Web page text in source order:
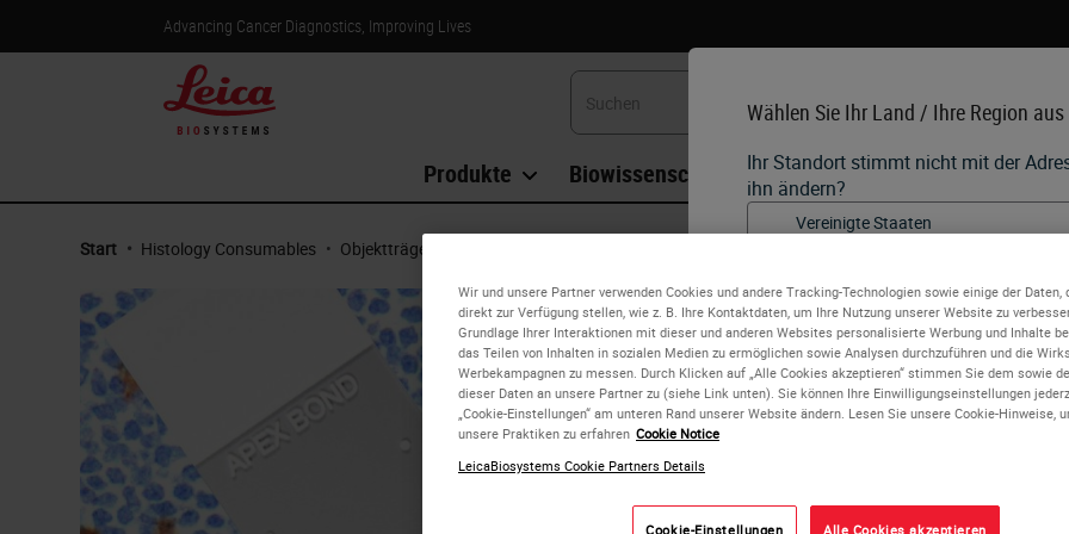
Advancing Cancer Diagnostics, Improving Lives
Wählen Sie Ihr Land / Ihre Region aus
Ihr Standort stimmt nicht mit der
ihn ändern?
Jedes Land/jede Region kann
und medizinischen Praktiken
Länderversionen unserer Website
dieses Land/diese Region. Dies
alle Produktdetails/Verfügbarkeit,
Produkte Biowissenschaften Weiterbildung Beratung
Start • Histology Consumables • Objektträger & Deckgläser
Apex BOND Slide
Apex BOND Adhesive Slides
and validated for IHC staining on the BOND platform. The
Wir und unsere Partner verwenden Cookies und andere Tracking-Technologien sowie einige der Daten,
direkt zur Verfügung stellen, wie z. B. Ihre Kontaktdaten, um Ihre Nutzung unserer Website zu
Grundlage Ihrer Interaktionen mit dieser und anderen Websites personalisierte Werbung und Inhalte
das Teilen von Inhalten in sozialen Medien zu ermöglichen sowie Analysen durchzuführen und die
Werbekampagnen zu messen. Durch Klicken auf „Alle Cookies akzeptieren“ stimmen Sie dem sowie
dieser Daten an unsere Partner zu (siehe Link unten). Sie können Ihre Einwilligungseinstellungen
„Cookie-Einstellungen“ am unteren Rand unserer Website ändern. Lesen Sie unsere Cookie-Hinweise,
unsere Praktiken zu erfahren Cookie Notice
LeicaBiosystems Cookie Partners Details
Cookie-Einstellungen Alle Cookies akzeptieren